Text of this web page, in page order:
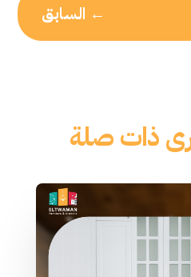
← السابق
ذات صلة